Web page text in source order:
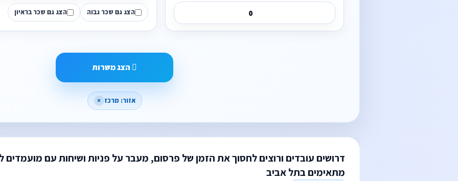
הצג גם שכר גבוה הצג גם שכר בראיון
הצג משרות
אזור: מרכז ×
דרושים עובדים ורוצים לחסוך את הזמן של פרסום, מעבר על פניות ושיחות עם מועמדים
מתאימים בתל אביב